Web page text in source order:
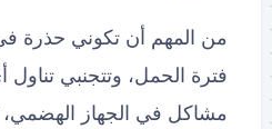
من المهم أن تكوني حذرة في
فترة الحمل، وتتجنبي
مشاكل في الجهاز الهضمي،